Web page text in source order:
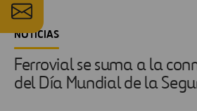
NOTICIAS
Ferrovial se suma a la
del Día Mundial de la